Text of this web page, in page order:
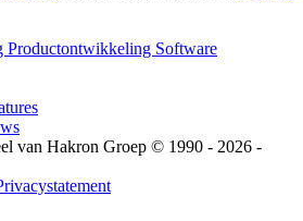
Productontwikkeling Software
van Hakron Groep © 1990 - 2026 -